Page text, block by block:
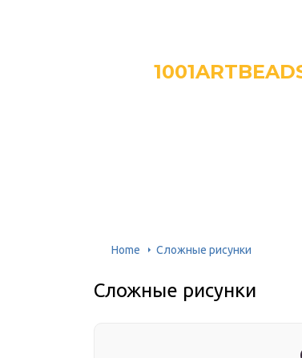
Home Сложные рисунки
Сложные рисунки